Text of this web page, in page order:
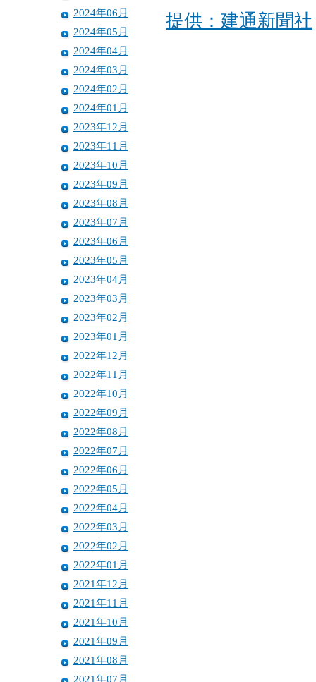
2024年06月
2024年05月
2024年04月
2024年03月
2024年02月
2024年01月
2023年12月
2023年11月
2023年10月
2023年09月
2023年08月
2023年07月
2023年06月
2023年05月
2023年04月
2023年03月
2023年02月
2023年01月
2022年12月
2022年11月
2022年10月
2022年09月
2022年08月
2022年07月
2022年06月
2022年05月
2022年04月
2022年03月
2022年02月
2022年01月
2021年12月
2021年11月
2021年10月
2021年09月
2021年08月
2021年07月
提供：建通新聞社